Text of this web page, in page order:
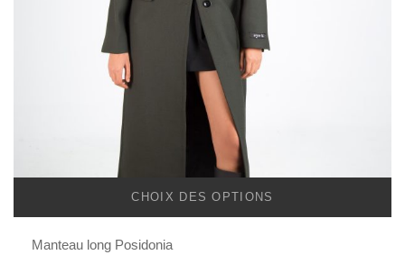
CHOIX DES OPTIONS
Manteau long Posidonia